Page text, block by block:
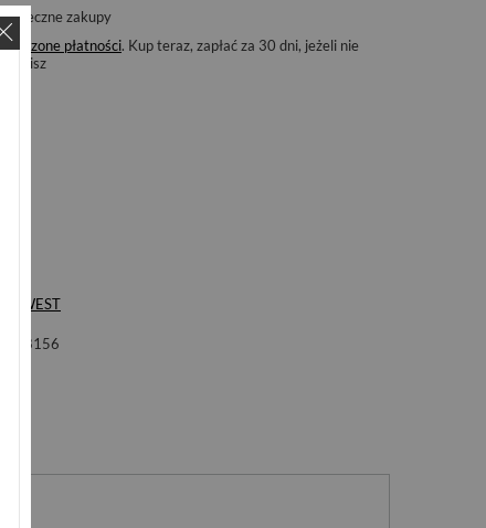
zakupy
płatności. Kup teraz, zapłać za 30 dni, jeżeli nie
zwrócisz
S'WEST
B8156